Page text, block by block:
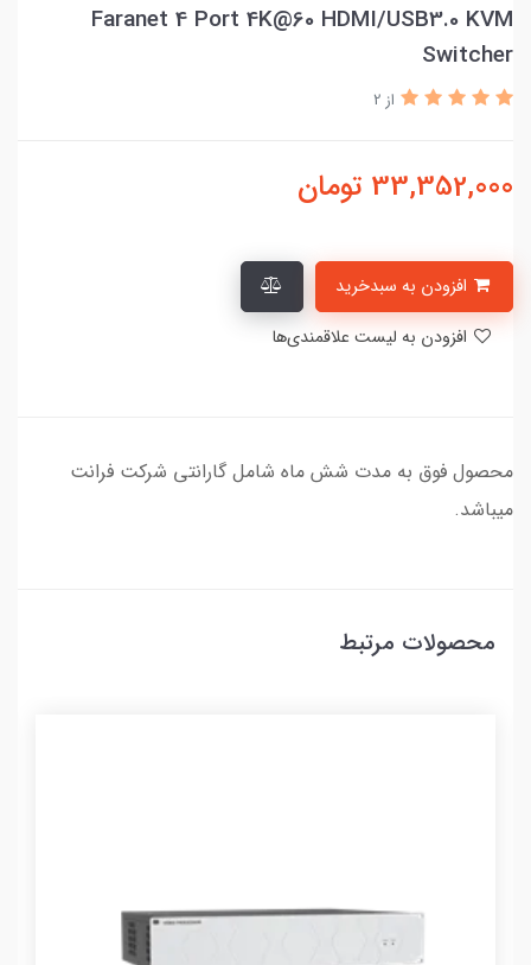
Faranet 4 Port 4K@60 HDMI/USB3.0 KVM
Switcher
از 2
33,352,000 تومان
محصول فوق به مدت شش ماه شامل گارانتی شرکت فرانت
میباشد.
محصولات مرتبط